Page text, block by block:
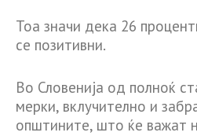
Тоа значи дека 26
се позитивни.
Во Словенија од полноќ
мерки, вклучително и
општините, што ќе важат